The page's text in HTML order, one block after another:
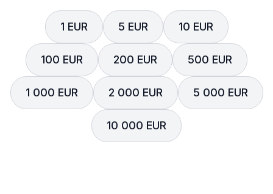
1 EUR 5 EUR 10 EUR
100 EUR 200 EUR 500 EUR
1 000 EUR 2 000 EUR 5 000 EUR
10 000 EUR